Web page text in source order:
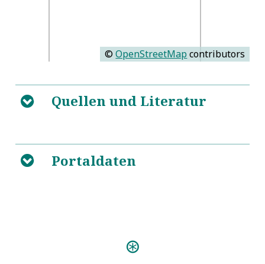
©OpenStreetMap contributors
B Quellen und Literatur
Orgelbauer. Bd. 1: Thüringen und Umgebung
B Portaldaten
Donati, Christian Gottlob